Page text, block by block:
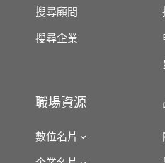
搜尋顧問
搜尋企業
職場資源
數位名片